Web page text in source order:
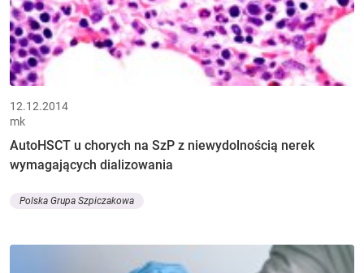
12.12.2014
mk
AutoHSCT u chorych na SzP z niewydolnością nerek
wymagających dializowania
Polska Grupa Szpiczakowa